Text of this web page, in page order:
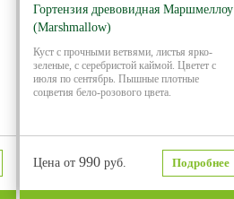
Гортензия древовидная Маршмеллоу
(Marshmallow)
Куст с прочными ветвями, листья ярко-
зеленые, с серебристой каймой. Цветет с
июля по сентябрь. Пышные плотные
соцветия бело-розового цвета.
Цена от 990 руб. Подробнее